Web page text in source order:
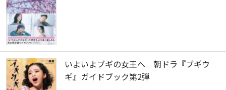
いよいよブギの女王へ 朝ドラ『ブギウ
ギ』ガイドブック第2弾